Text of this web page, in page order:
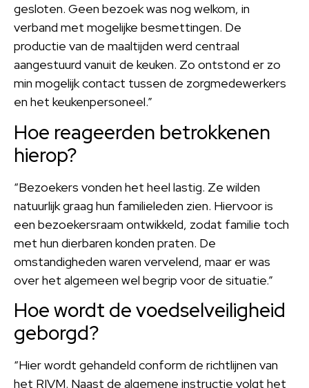
gesloten. Geen bezoek was nog welkom, in
verband met mogelijke besmettingen. De
productie van de maaltijden werd centraal
aangestuurd vanuit de keuken. Zo ontstond er zo
min mogelijk contact tussen de zorgmedewerkers
en het keukenpersoneel.”
Hoe reageerden betrokkenen
hierop?
“Bezoekers vonden het heel lastig. Ze wilden
natuurlijk graag hun familieleden zien. Hiervoor is
een bezoekersraam ontwikkeld, zodat familie toch
met hun dierbaren konden praten. De
omstandigheden waren vervelend, maar er was
over het algemeen wel begrip voor de situatie.”
Hoe wordt de voedselveiligheid
geborgd?
“Hier wordt gehandeld conform de richtlijnen van
het RIVM. Naast de algemene instructie volgt het